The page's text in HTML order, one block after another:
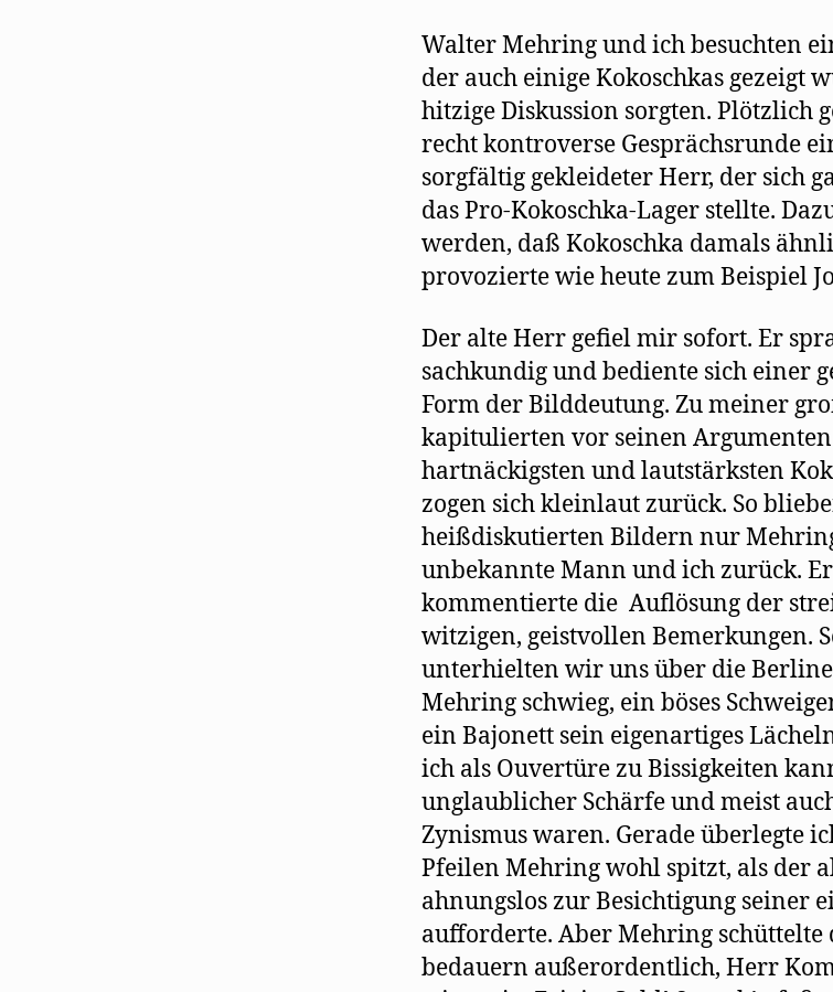
Walter Mehring und ich besuchten
der auch einige Kokoschkas gezeigt
hitzige Diskussion sorgten. Plötzlich
recht kontroverse Gesprächsrunde
sorgfältig gekleideter Herr, der sich
das Pro-Kokoschka-Lager stellte.
werden, daß Kokoschka damals
provozierte wie heute zum Beispiel
Der alte Herr geﬁel mir sofort. Er
sachkundig und bediente sich einer
Form der Bilddeutung. Zu meiner
kapitulierten vor seinen
hartnäckigsten und lautstärksten
zogen sich kleinlaut zurück. So
heißdiskutierten Bildern nur
unbekannte Mann und ich zurück.
kommentierte die Auflösung der
witzigen, geistvollen Bemerkungen.
unterhielten wir uns über die
Mehring schwieg, ein böses
ein Bajonett sein eigenartiges
ich als Ouvertüre zu Bissigkeiten
unglaublicher Schärfe und meist
Zynismus waren. Gerade überlegte
Pfeilen Mehring wohl spitzt, als der
ahnungslos zur Besichtigung seiner
aufforderte. Aber Mehring schüttelte
bedauern außerordentlich, Herr